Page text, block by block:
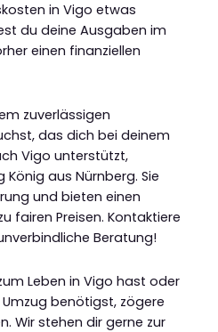
in Vigo etwas
du deine Ausgaben im
einen finanziellen
zuverlässigen
das dich bei deinem
Vigo unterstützt,
aus Nürnberg. Sie
und bieten einen
fairen Preisen. Kontaktiere
Beratung!
Leben in Vigo hast oder
benötigst, zögere
Wir stehen dir gerne zur